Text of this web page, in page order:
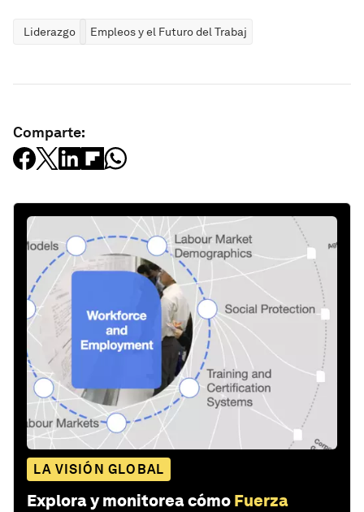
Liderazgo Empleos y el Futuro del Trabajo
Comparte:
LA VISIÓN GLOBAL
Explora y monitorea cómo Fuerza